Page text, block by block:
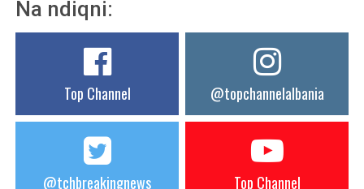
Na ndiqni:
Top Channel @topchannelalbania
@tchbreakingnews Top Channel